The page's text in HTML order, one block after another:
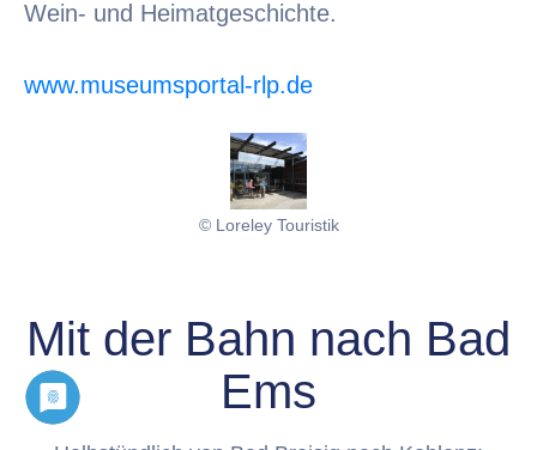
Wein- und Heimatgeschichte.
www.museumsportal-rlp.de
© Loreley Touristik
Mit der Bahn nach Bad
Ems